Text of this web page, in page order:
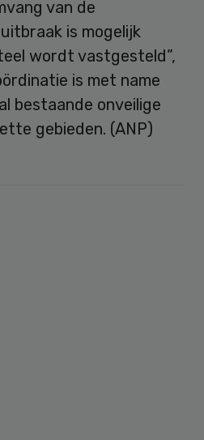
van de
is mogelijk
wordt vastgesteld”,
is met name
bestaande onveilige
gebieden. (ANP)